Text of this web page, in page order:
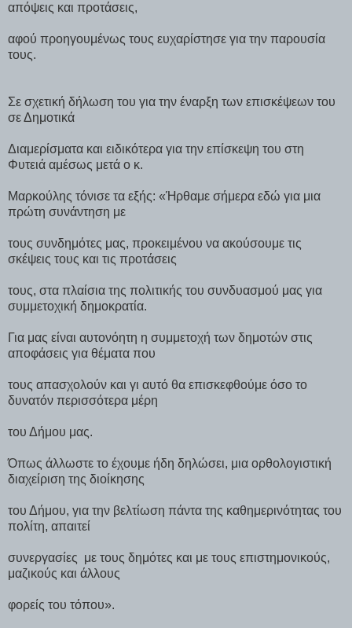
απόψεις και προτάσεις,
αφού προηγουμένως τους ευχαρίστησε για την παρουσία
τους.
Σε σχετική δήλωση του για την έναρξη των επισκέψεων του
σε Δημοτικά
Διαμερίσματα και ειδικότερα για την επίσκεψη του στη
Φυτειά­ αμέσως μετά­ ο κ.
Μαρκούλης τόνισε τα εξής: «Ήρθαμε σήμερα εδώ για μια
πρώτη συνάντηση με
τους συνδημότες μας, προκειμένου να ακούσουμε τις
σκέψεις τους και τις προτάσεις
τους, στα πλαίσια της πολιτικής του συνδυασμού μας για
συμμετοχική δημοκρατία.
Για μας είναι αυτονόητη η συμμετοχή των δημοτών στις
αποφάσεις για θέματα που
τους απασχολούν και γι αυτό θα επισκεφθούμε όσο το
δυνατόν περισσότερα μέρη
του Δήμου μας.
Όπως άλλωστε το έχουμε ήδη δηλώσει, μια ορθολογιστική
διαχείριση της διοίκησης
του Δήμου, για την βελτίωση πάντα της καθημερινότητας του
πολίτη, απαιτεί
συνεργασίες με τους δημότες και με τους επιστημονικούς,
μαζικούς και άλλους
φορείς του τόπου».